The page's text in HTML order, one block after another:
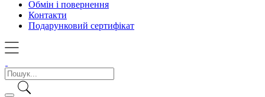
Обмін і повернення
Контакти
Подарунковий сертифікат